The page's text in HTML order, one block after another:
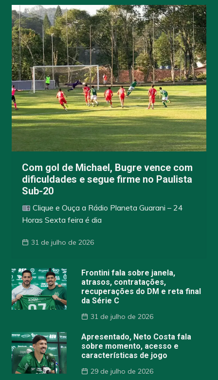
Com gol de Michael, Bugre vence com
dificuldades e segue firme no Paulista
Sub-20
Clique e Ouça a Rádio Planeta Guarani – 24
Horas Sexta feira é dia
31 de julho de 2026
Frontini fala sobre janela,
atrasos, contratações,
recuperações do DM e reta final
da Série C
31 de julho de 2026
Apresentado, Neto Costa fala
sobre momento, acesso e
características de jogo
29 de julho de 2026